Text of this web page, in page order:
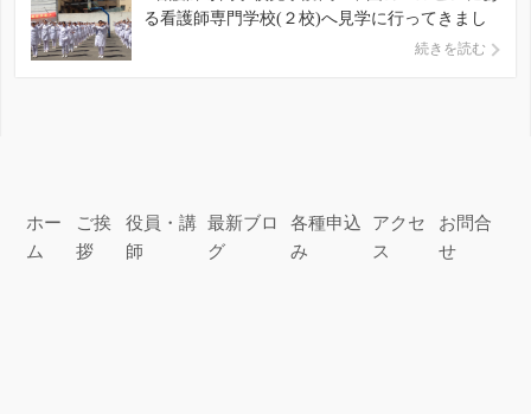
る看護師専門学校(２校)へ見学に行ってきまし
た。各学校とも年間2000人を越える看護師生徒
続きを読む
ホー
ム
ご挨
拶
役員・講
師
最新ブロ
グ
各種申込
み
アクセ
ス
お問合
せ